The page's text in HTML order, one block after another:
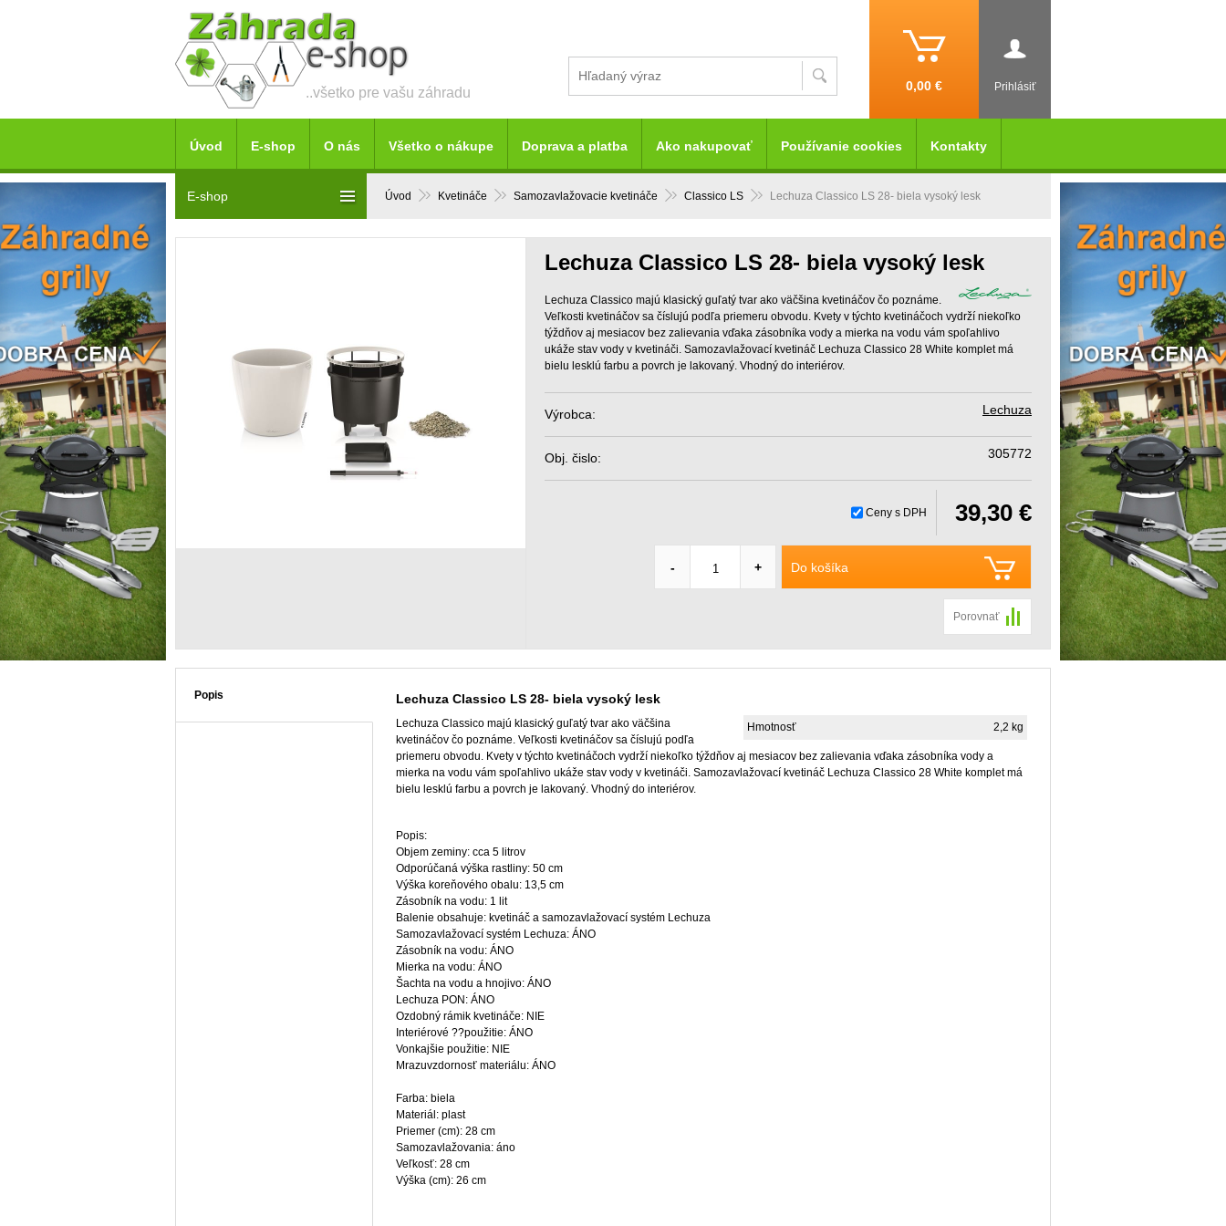
..všetko pre vašu záhradu Prihlásiť
0,00 €
Úvod Kvetináče Samozavlažovacie kvetináče Classico LS Lechuza Classico LS 28- biela vysoký lesk
Lechuza Classico LS 28- biela vysoký lesk
Lechuza Classico majú klasický guľatý tvar ako väčšina kvetináčov čo poznáme.
Veľkosti kvetináčov sa číslujú podľa priemeru obvodu. Kvety v týchto kvetináčoch vydrží niekoľko
týždňov aj mesiacov bez zalievania vďaka zásobníka vody a mierka na vodu vám spoľahlivo
ukáže stav vody v kvetináči. Samozavlažovací kvetináč Lechuza Classico 28 White komplet má
bielu lesklú farbu a povrch je lakovaný. Vhodný do interiérov.
Výrobca: Lechuza
Obj. čislo: 305772
Ceny s DPH 39,30 €
Do košíka
- +
Porovnať
Popis Lechuza Classico LS 28- biela vysoký lesk
Hmotnosť 2,2 kg
Lechuza Classico majú klasický guľatý tvar ako väčšina
kvetináčov čo poznáme. Veľkosti kvetináčov sa číslujú podľa
priemeru obvodu. Kvety v týchto kvetináčoch vydrží niekoľko týždňov aj mesiacov bez zalievania vďaka zásobníka vody a
mierka na vodu vám spoľahlivo ukáže stav vody v kvetináči. Samozavlažovací kvetináč Lechuza Classico 28 White komplet má
bielu lesklú farbu a povrch je lakovaný. Vhodný do interiérov.
Popis:
Objem zeminy: cca 5 litrov
Odporúčaná výška rastliny: 50 cm
Výška koreňového obalu: 13,5 cm
Zásobník na vodu: 1 lit
Balenie obsahuje: kvetináč a samozavlažovací systém Lechuza
Samozavlažovací systém Lechuza: ÁNO
Zásobník na vodu: ÁNO
Mierka na vodu: ÁNO
Šachta na vodu a hnojivo: ÁNO
Lechuza PON: ÁNO
Ozdobný rámik kvetináče: NIE
Interiérové ??použitie: ÁNO
Vonkajšie použitie: NIE
Mrazuvzdornosť materiálu: ÁNO
Farba: biela
Materiál: plast
Priemer (cm): 28 cm
Samozavlažovania: áno
Veľkosť: 28 cm
Výška (cm): 26 cm
E-shop
Úvod E-shop O nás Všetko o nákupe Doprava a platba Ako nakupovať Používanie cookies Kontakty